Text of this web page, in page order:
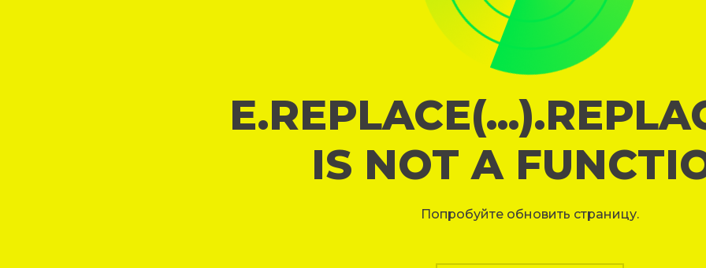
IS NOT A
Попробуйте обновить страницу.